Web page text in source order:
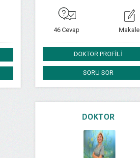
46 Cevap Makale
DOKTOR PROFİLİ
SORU SOR
DOKTOR